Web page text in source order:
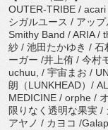
OUTER-TRIBE /
シガルユース / アッ
Smithy Band / ARIA /
紗 / 池田たかゆき /
ーガー /井上侑 / 今村
uchuu, / 宇宙まお /
朗（LUNKHEAD）/
MEDICINE / orphe /
限りなく透明な果実 /
アヤノ / カヨコ /